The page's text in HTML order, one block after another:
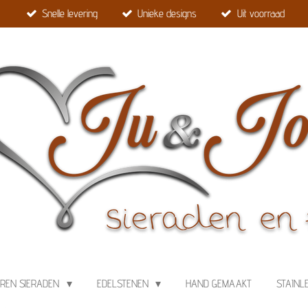
Snelle levering Unieke designs Uit voorraad
SIERADEN EDELSTENEN HAND GEMAAKT